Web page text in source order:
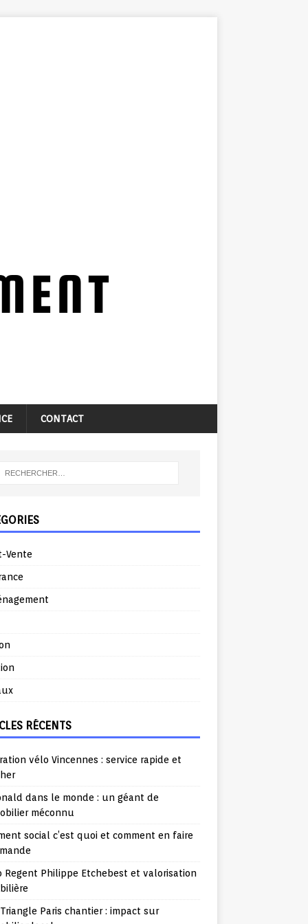
CONTACT
Vente
RÉCENTS
vélo Vincennes : service rapide et
dans le monde : un géant de
méconnu
social c’est quoi et comment en faire
Regent Philippe Etchebest et valorisation
Paris chantier : impact sur